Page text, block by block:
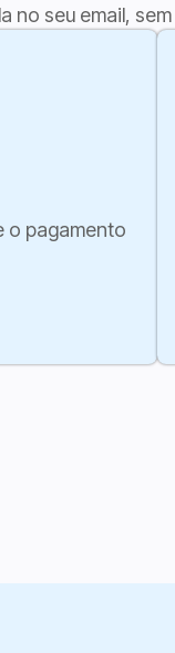
no seu email,
o pagamento